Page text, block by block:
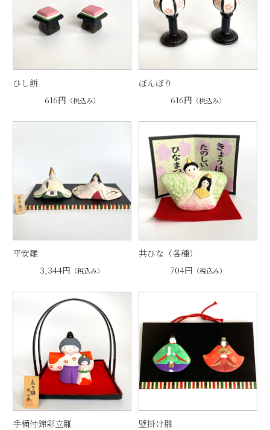
ひし餅
616円 （税込み）
ぼんぼり
616円 （税込み）
平安雛
3,344円 （税込み）
共ひな（各種）
704円 （税込み）
手桶付錦彩立雛
壁掛け雛